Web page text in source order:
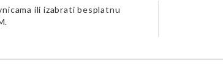
ili izabrati besplatnu